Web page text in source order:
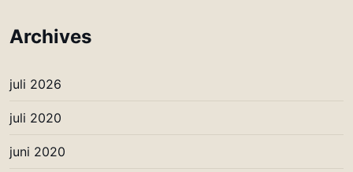
Archives
juli 2026
juli 2020
juni 2020